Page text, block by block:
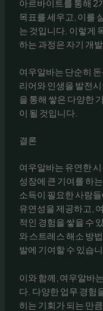
아르바이트를 통해 2
목표를 세우고, 이를
는 것입니다. 이렇게
하는 과정은 자기 개
여우알바는 단순히
리어와 인생을 발전
을 통해 쌓은 다양한
이 될 것입니다.
결론
여우알바는 유연한
성장에 큰 기여를 하
소득이 필요한 사람
유연성을 제공하고,
적인 경험을 쌓을 수
와 스트레스 해소 방
발에 기여할 수 있습
이와 함께, 여우알바
다. 다양한 업무 경험
히는 기회가 되는 만